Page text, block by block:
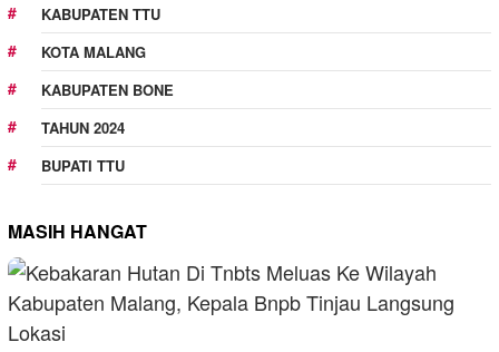
KABUPATEN TTU
KOTA MALANG
KABUPATEN BONE
TAHUN 2024
BUPATI TTU
MASIH HANGAT